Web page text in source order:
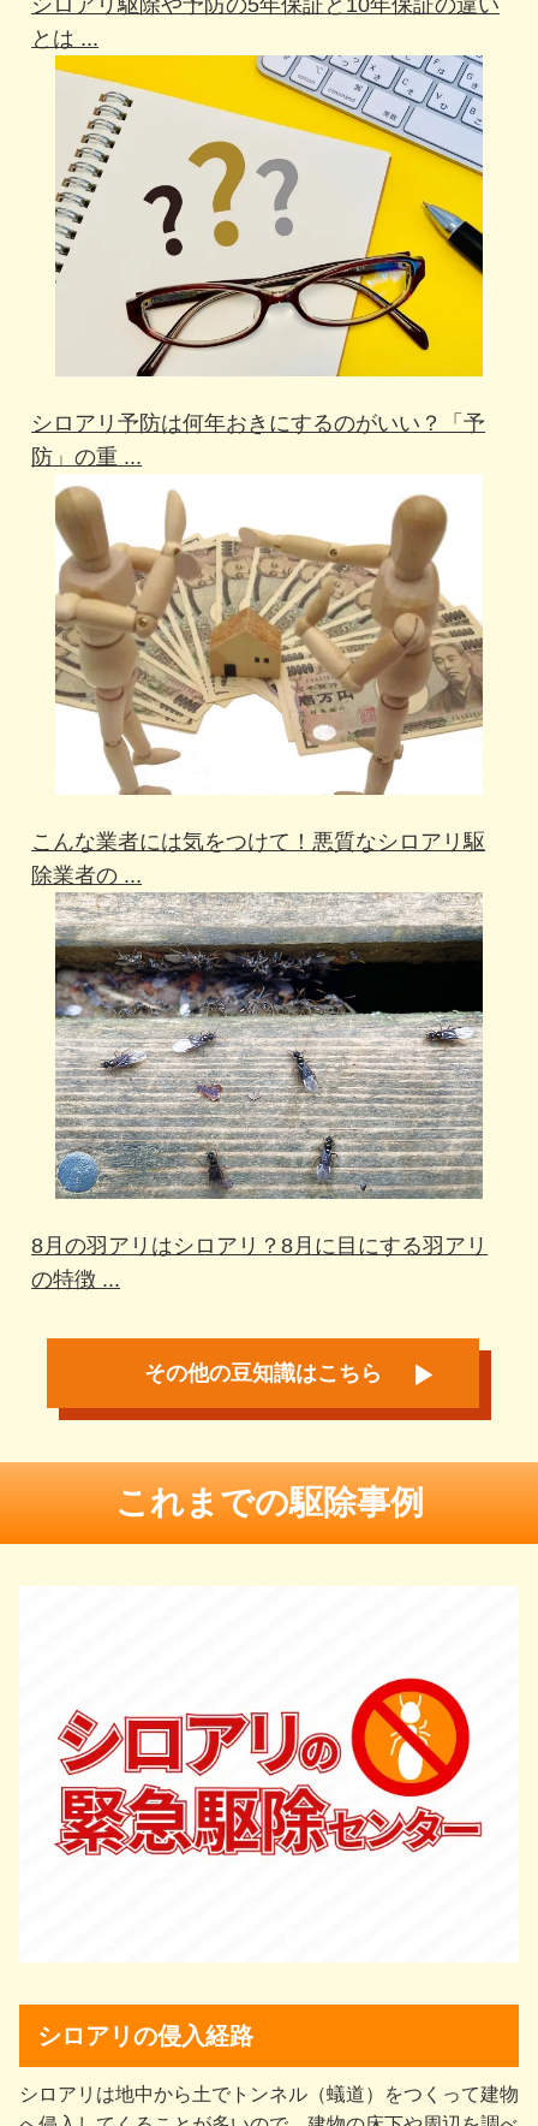
シロアリ駆除や予防の5年保証と10年保証の違い
とは ...
シロアリ予防は何年おきにするのがいい？「予
防」の重 ...
こんな業者には気をつけて！悪質なシロアリ駆
除業者の ...
8月の羽アリはシロアリ？8月に目にする羽アリ
の特徴 ...
その他の豆知識はこちら
これまでの駆除事例
シロアリの侵入経路
シロアリは地中から⼟でトンネル（蟻道）をつくって建物